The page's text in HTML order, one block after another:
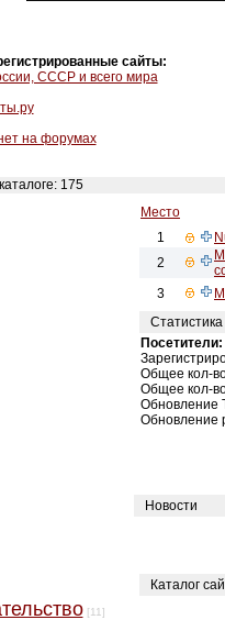
сайты:
СССР и всего мира
на форумах
175
Место
1
2
3
Статистика
Посетители:
Общее кол-
Общее кол-
Обновление
Обновление
Новости
Каталог
[11]